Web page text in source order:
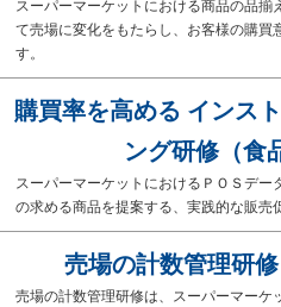
スーパーマーケットにおける商品の品
て売場に変化をもたらし、お客様の購買
す。
購買率を高める インス
ング研修（食
スーパーマーケットにおけるＰＯＳデ
の求める商品を提案する、実践的な販売
売場の計数管理研修
売場の計数管理研修は、スーパーマーケ